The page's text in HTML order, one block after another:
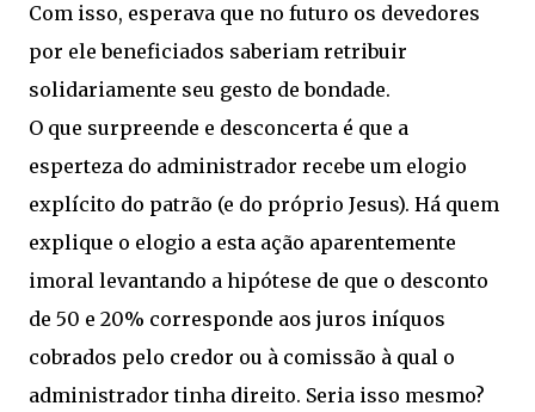
Com isso, esperava que no futuro os devedores
por ele beneficiados saberiam retribuir
solidariamente seu gesto de bondade.
O que surpreende e desconcerta é que a
esperteza do administrador recebe um elogio
explícito do patrão (e do próprio Jesus). Há quem
explique o elogio a esta ação aparentemente
imoral levantando a hipótese de que o desconto
de 50 e 20% corresponde aos juros iníquos
cobrados pelo credor ou à comissão à qual o
administrador tinha direito. Seria isso mesmo?